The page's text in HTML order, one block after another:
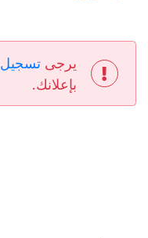
يرجىتسجيل
بإعلانك.